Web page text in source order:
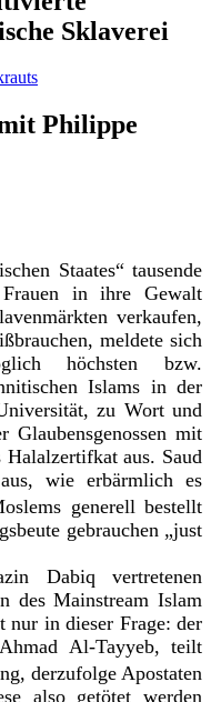
Sklaverei
Philippe
Staates“ tausende
in ihre Gewalt
verkaufen,
meldete sich
höchsten bzw.
Islams in der
zu Wort und
Glaubensgenossen mit
aus. Saud
wie erbärmlich es
generell bestellt
gebrauchen „just
Dabiq vertretenen
des Mainstream Islam
nur in dieser Frage: der
Al-Tayyeb, teilt
derzufolge Apostaten
also getötet werden